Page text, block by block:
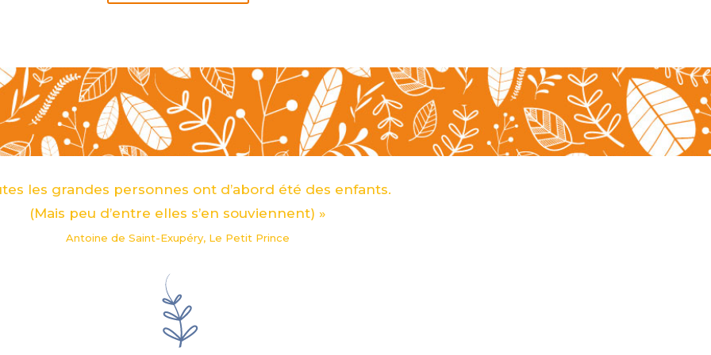
les grandes personnes ont d’abord été des enfants.
(Mais peu d’entre elles s’en souviennent) »
Antoine de Saint-Exupéry, Le Petit Prince